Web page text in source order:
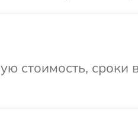
стоимость, сроки